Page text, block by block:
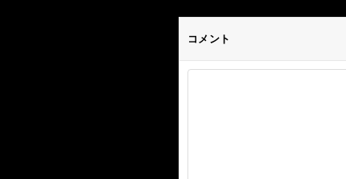
コメント